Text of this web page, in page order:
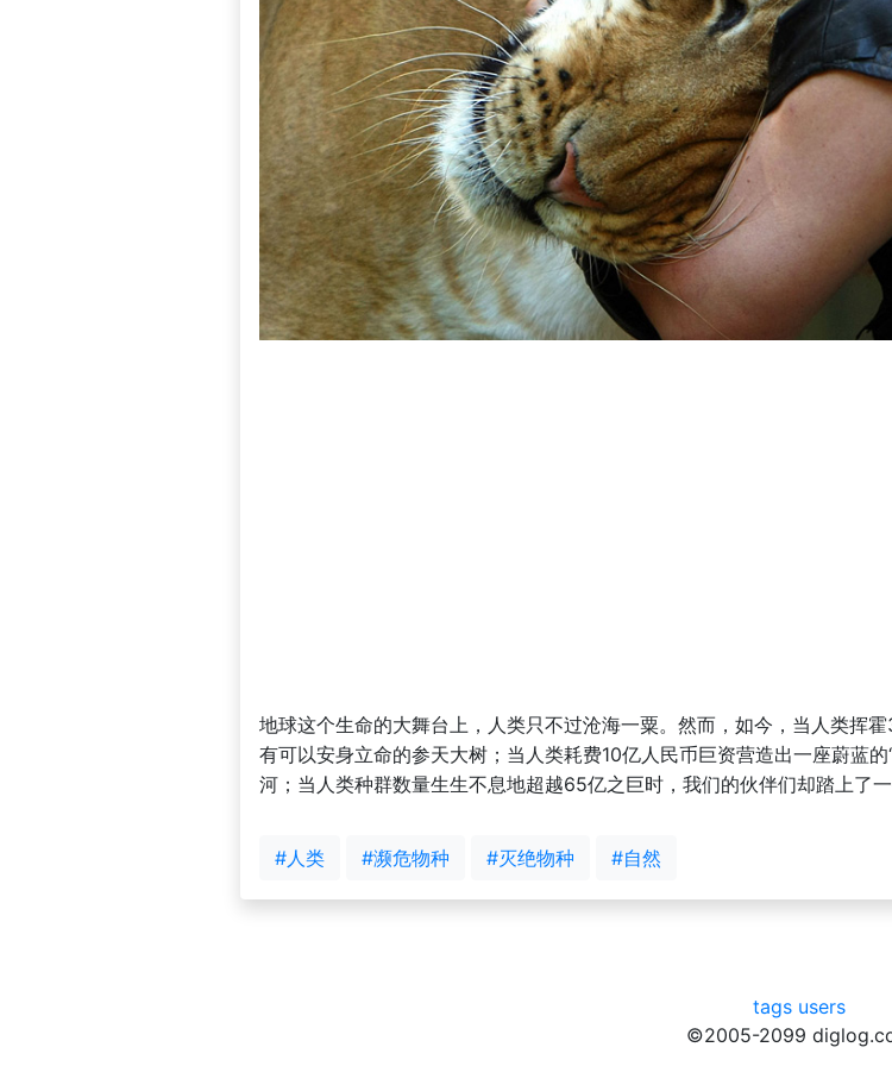
地球这个生命的大舞台上，人类只不过沧海一粟。然而，如今，当人类挥
有可以安身立命的参天大树；当人类耗费10亿人民币巨资营造出一座蔚蓝
河；当人类种群数量生生不息地超越65亿之巨时，我们的伙伴们却踏上了
#人类 #濒危物种 #灭绝物种 #自然
tags users
©2005-2099